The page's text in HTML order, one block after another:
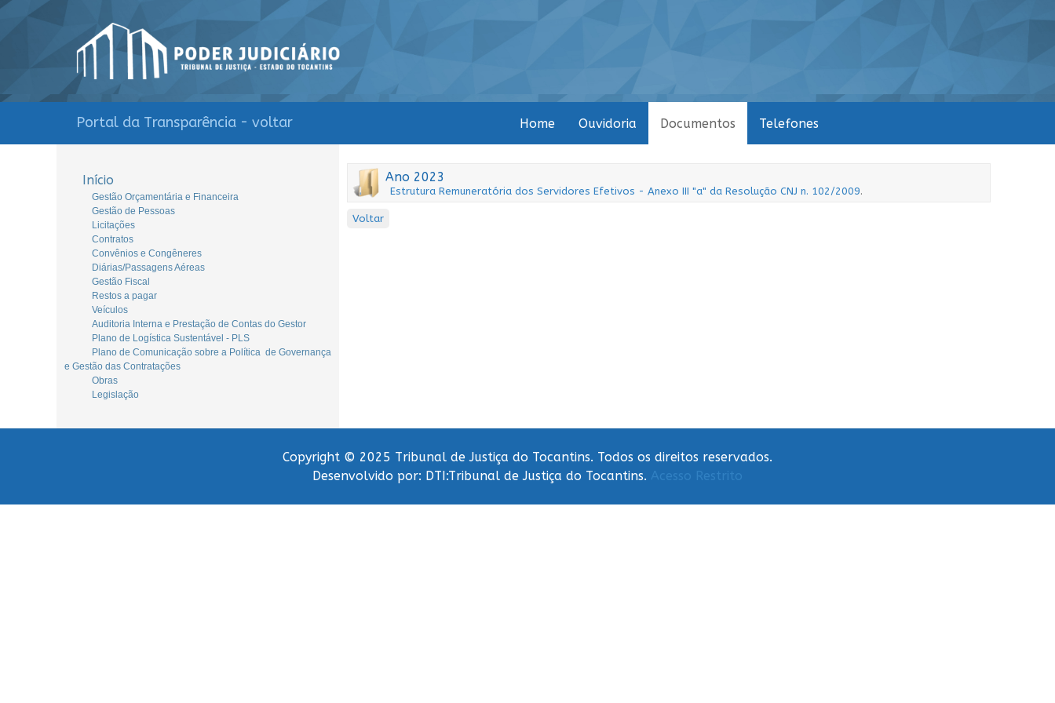
Portal da Transparência - voltar Home Ouvidoria Documentos Telefones
Início
Gestão Orçamentária e Financeira
Gestão de Pessoas
Licitações
Contratos
Convênios e Congêneres
Diárias/Passagens Aéreas
Gestão Fiscal
Restos a pagar
Veículos
Auditoria Interna e Prestação de Contas do Gestor
Plano de Logística Sustentável - PLS
Plano de Comunicação sobre a Política de Governança
e Gestão das Contratações
Obras
Legislação
Ano 2023
Estrutura Remuneratória dos Servidores Efetivos - Anexo III "a" da Resolução CNJ n. 102/2009.
Voltar
Copyright © 2025 Tribunal de Justiça do Tocantins. Todos os direitos reservados.
Desenvolvido por: DTI:Tribunal de Justiça do Tocantins.